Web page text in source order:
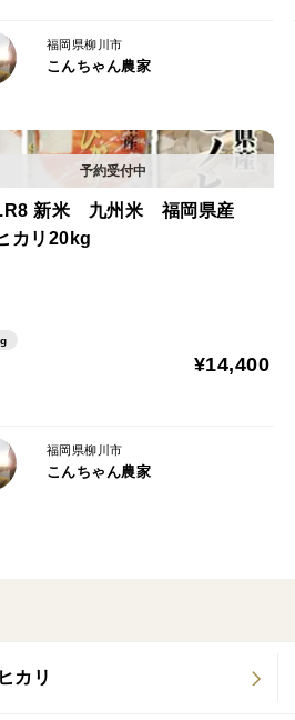
カリ
福岡県柳川市
こんちゃん農家
新米 九州米 福岡県産
カリ20kg
¥14,400
福岡県柳川市
こんちゃん農家